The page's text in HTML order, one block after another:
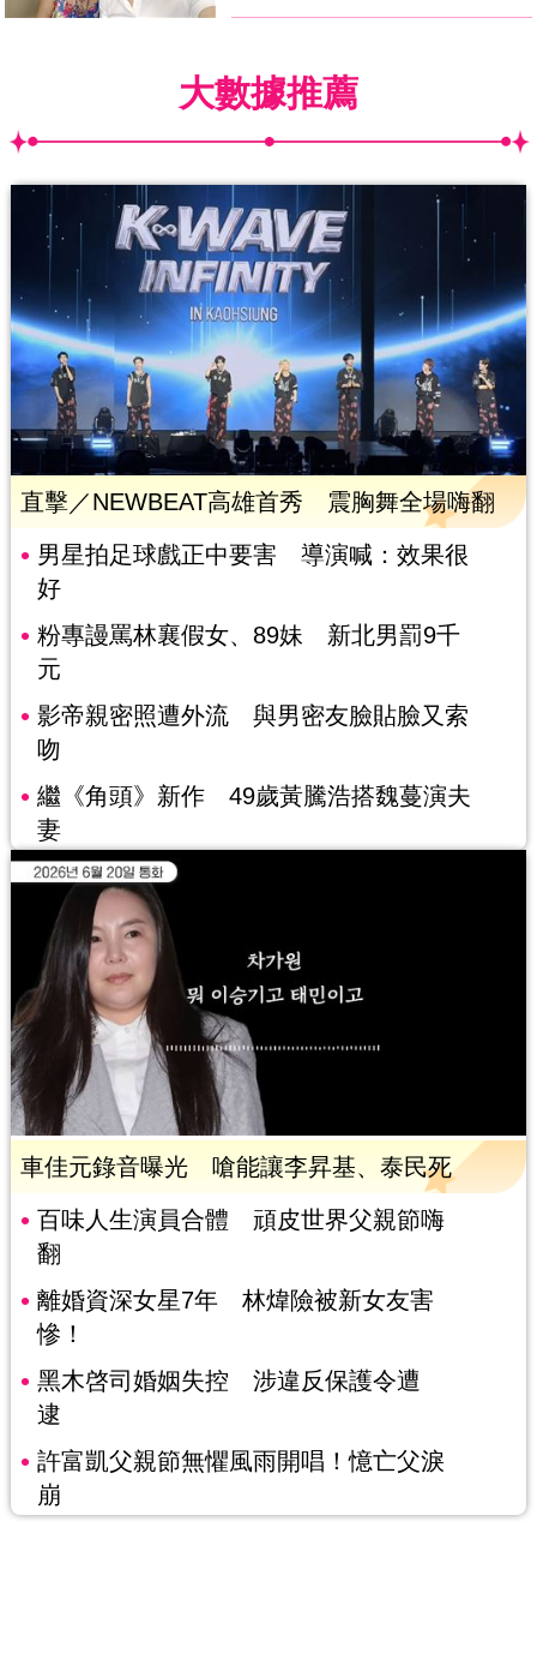
大數據推薦
直擊／NEWBEAT高雄首秀 震胸舞全場嗨翻
男星拍足球戲正中要害 導演喊：效果很
好
粉專謾罵林襄假女、89妹 新北男罰9千
元
影帝親密照遭外流 與男密友臉貼臉又索
吻
繼《角頭》新作 49歲黃騰浩搭魏蔓演夫
妻
車佳元錄音曝光 嗆能讓李昇基、泰民死
百味人生演員合體 頑皮世界父親節嗨
翻
離婚資深女星7年 林煒險被新女友害
慘！
黑木啓司婚姻失控 涉違反保護令遭
逮
許富凱父親節無懼風雨開唱！憶亡父淚
崩